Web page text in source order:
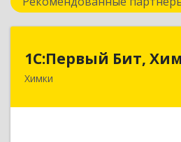
1С:Первый Бит,
Химки141402, Московская